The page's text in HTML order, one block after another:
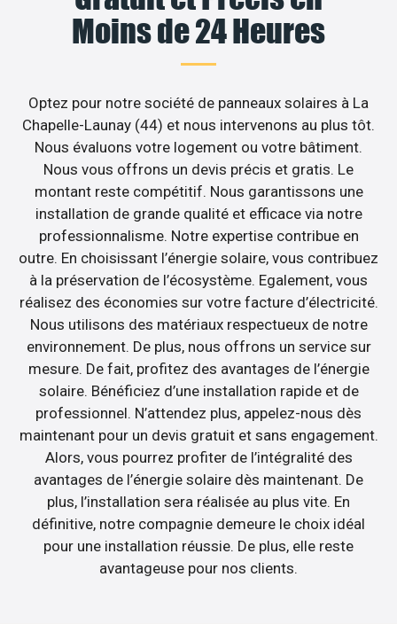
Moins de 24 Heures
Optez pour notre société de panneaux solaires à La
Chapelle-Launay (44) et nous intervenons au plus tôt.
Nous évaluons votre logement ou votre bâtiment.
Nous vous offrons un devis précis et gratis. Le
montant reste compétitif. Nous garantissons une
installation de grande qualité et efficace via notre
professionnalisme. Notre expertise contribue en
outre. En choisissant l’énergie solaire, vous contribuez
à la préservation de l’écosystème. Egalement, vous
réalisez des économies sur votre facture d’électricité.
Nous utilisons des matériaux respectueux de notre
environnement. De plus, nous offrons un service sur
mesure. De fait, profitez des avantages de l’énergie
solaire. Bénéficiez d’une installation rapide et de
professionnel. N’attendez plus, appelez-nous dès
maintenant pour un devis gratuit et sans engagement.
Alors, vous pourrez profiter de l’intégralité des
avantages de l’énergie solaire dès maintenant. De
plus, l’installation sera réalisée au plus vite. En
définitive, notre compagnie demeure le choix idéal
pour une installation réussie. De plus, elle reste
avantageuse pour nos clients.